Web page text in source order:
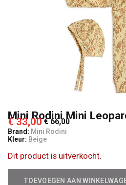
Mini Rodini Mini
€ 33,00 € 66,00
Brand: Mini Rodini
Kleur: Beige
Dit product is uitverkocht.
TOEVOEGEN AAN